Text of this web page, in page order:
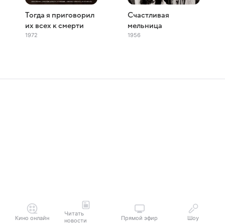
Тогда я приговорил
их всех к смерти
1972
Счастливая
мельница
1956
Кино онлайн
Читать
новости
Прямой эфир Шоу